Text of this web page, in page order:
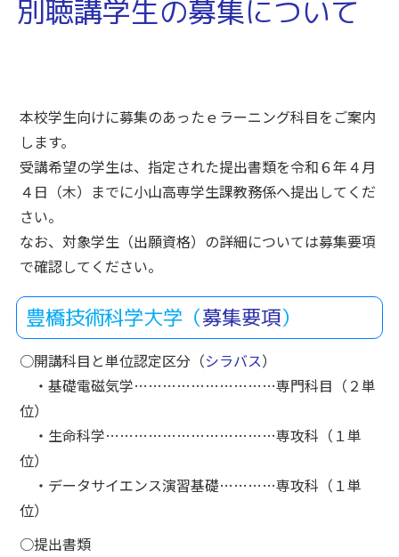
別聴講学生の募集について
本校学生向けに募集のあったｅラーニング科目をご案内
します。
受講希望の学生は、指定された提出書類を令和６年４月
４日（木）までに小山高専学生課教務係へ提出してくだ
さい。
なお、対象学生（出願資格）の詳細については募集要項
で確認してください。
豊橋技術科学大学（募集要項）
○開講科目と単位認定区分（シラバス）
・基礎電磁気学…………………………専門科目（２単
位）
・生命科学………………………………専攻科（１単
位）
・データサイエンス演習基礎…………専攻科（１単
位）
○提出書類